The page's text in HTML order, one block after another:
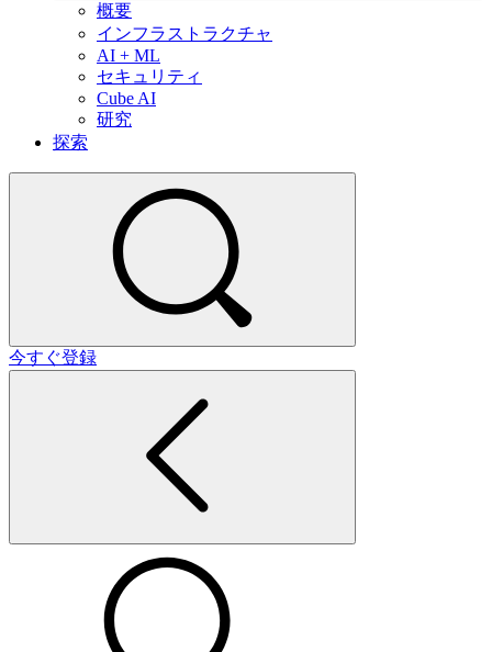
概要
インフラストラクチャ
AI + ML
セキュリティ
Cube AI
研究
探索
今すぐ登録